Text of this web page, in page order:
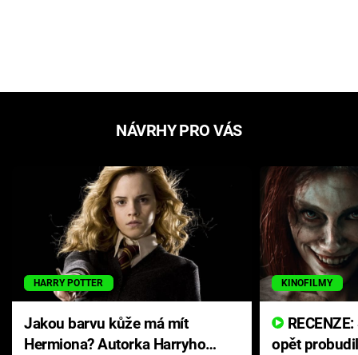
NÁVRHY PRO VÁS
HARRY POTTER
Jakou barvu kůže má mít
Hermiona? Autorka Harryho
KINOFILMY
opět